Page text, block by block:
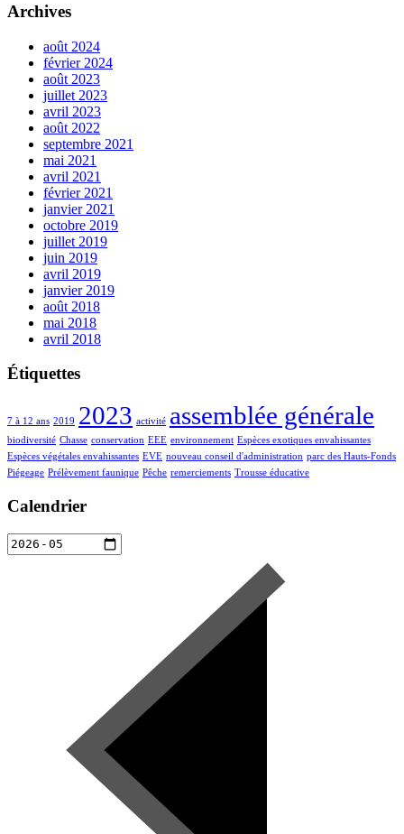
Archives
août 2024
février 2024
août 2023
juillet 2023
avril 2023
août 2022
septembre 2021
mai 2021
avril 2021
février 2021
janvier 2021
octobre 2019
juillet 2019
juin 2019
avril 2019
janvier 2019
août 2018
mai 2018
avril 2018
Étiquettes
7 à 12 ans 2019 2023 activité assemblée générale
biodiversité Chasse conservation EEE environnement Espèces exotiques envahissantes
Espèces végétales envahissantes EVE nouveau conseil d'administration parc des Hauts-Fonds
Piégeage Prélèvement faunique Pêche remerciements Trousse éducative
Calendrier